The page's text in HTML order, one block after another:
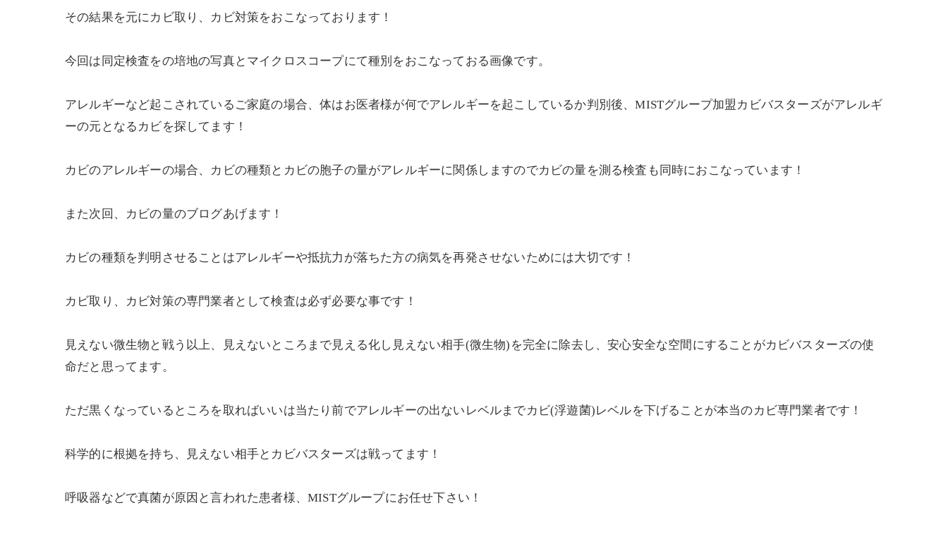
その結果を元にカビ取り、カビ対策をおこなっております！
今回は同定検査をの培地の写真とマイクロスコープにて種別をおこなっておる画像です。
アレルギーなど起こされているご家庭の場合、体はお医者様が何でアレルギーを起こしているか判別後、MISTグループ加盟カビバスターズがアレルギ
ーの元となるカビを探してます！
カビのアレルギーの場合、カビの種類とカビの胞子の量がアレルギーに関係しますのでカビの量を測る検査も同時におこなっています！
また次回、カビの量のブログあげます！
カビの種類を判明させることはアレルギーや抵抗力が落ちた方の病気を再発させないためには大切です！
カビ取り、カビ対策の専門業者として検査は必ず必要な事です！
見えない微生物と戦う以上、見えないところまで見える化し見えない相手(微生物)を完全に除去し、安心安全な空間にすることがカビバスターズの使
命だと思ってます。
ただ黒くなっているところを取ればいいは当たり前でアレルギーの出ないレベルまでカビ(浮遊菌)レベルを下げることが本当のカビ専門業者です！
科学的に根拠を持ち、見えない相手とカビバスターズは戦ってます！
呼吸器などで真菌が原因と言われた患者様、MISTグループにお任せ下さい！